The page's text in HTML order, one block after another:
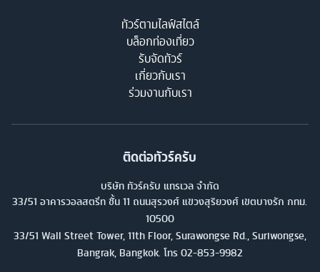
ทัวร์ตามไลฟ์สไตล์
บล็อกท่องเที่ยว
รับจัดทัวร์
เกี่ยวกับเรา
ร่วมงานกับเรา
ติดต่อทัวร์ครับ
บริษัท ทัวร์ครับ แทรเวล จำกัด
33/51 อาคารวอลสตรีท ชั้น 11 ถนนสุรวงศ์ แขวงสุริยวงศ์ เขตบางรัก กทม.
10500
33/51 Wall Street Tower, 11th Floor, Surawongse Rd., Suriwongse,
Bangrak, Bangkok. โทร 02-853-9982